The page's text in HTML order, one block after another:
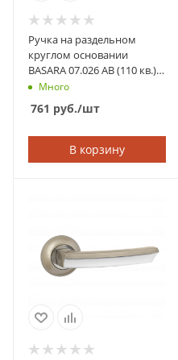
Ручка на раздельном
круглом основании
BASARA 07.026 AB (110 кв.)
(Бронза)
Много
761 руб./шт
В корзину